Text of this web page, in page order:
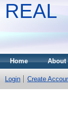
REAL
Home About
Login Create